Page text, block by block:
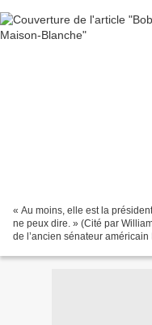
« Au moins, elle est la
ne peux dire. » (Cité par
de l’ancien sénateur